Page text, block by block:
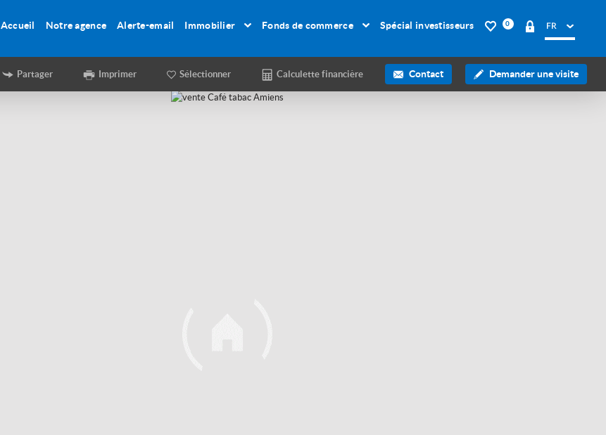
Accueil Notre agence Alerte-email Immobilier Fonds de commerce Spécial investisseurs 0
Partager Imprimer Sélectionner Calculette financière Contact Demander une visite